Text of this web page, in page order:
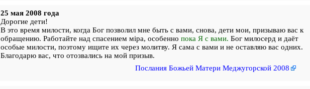
25 мая 2008 года
Дорогие дети!
В это время милости, когда Бог позволил мне быть с вами, снова, дети мои, призываю вас к
обращению. Работайте над спасением мiра, особенно пока Я с вами. Бог милосерд и даёт
особые милости, поэтому ищите их через молитву. Я сама с вами и не оставляю вас одних.
Благодарю вас, что отозвались на мой призыв.
Послания Божьей Матери Меджугорской 2008